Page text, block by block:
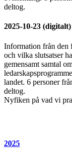
deltog.
2025-10-23 (digitalt)
Information från den
och vilka slutsatser
gemensamt samtal
landet. 6 personer
deltog.
Nyfiken på vad vi
2025